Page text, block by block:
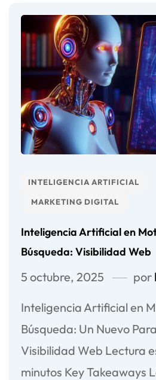
INTELIGENCIA ARTIFICIAL
MARKETING DIGITAL
Inteligencia Artificial en
Búsqueda: Visibilidad Web
5 octubre, 2025 por
Inteligencia Artificial en
Búsqueda: Un Nuevo
Visibilidad Web Lectura
minutos Key Takeaways